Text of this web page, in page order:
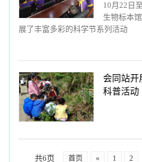
10月22日
生物标本
展了丰富多彩的科学节系列活动
会同站开
科普活动
共6页 首页 « 1 2